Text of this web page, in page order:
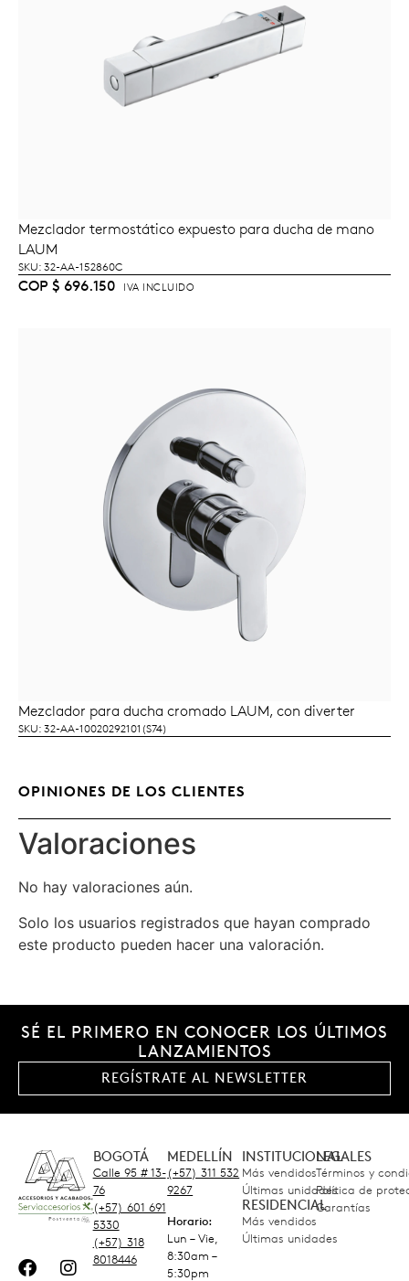
AÑADIR AL CARRITO
Mezclador termostático expuesto para ducha de mano
LAUM
SKU: 32-AA-152860C
COP $ 696.150 IVA INCLUIDO
LEER MÁS
Mezclador para ducha cromado LAUM, con diverter
SKU: 32-AA-10020292101(S74)
OPINIONES DE LOS CLIENTES
Valoraciones
No hay valoraciones aún.
Solo los usuarios registrados que hayan comprado
este producto pueden hacer una valoración.
SÉ EL PRIMERO EN CONOCER LOS ÚLTIMOS
LANZAMIENTOS
REGÍSTRATE AL NEWSLETTER
BOGOTÁ
Calle 95 # 13-
76
(+57) 601 691
5330
(+57) 318
8018446
MEDELLÍN
(+57) 311 532
9267
Horario:
Lun – Vie,
8:30am –
5:30pm
INSTITUCIONAL
Más vendidos
Últimas unidades
RESIDENCIAL
Más vendidos
Últimas unidades
LEGALES
Términos y
Política de
Garantías